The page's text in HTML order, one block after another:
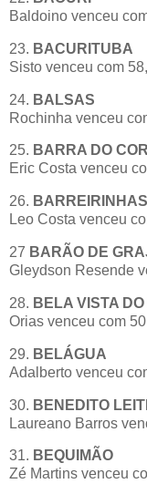
Baldoino venceu
23. BACURITUBA
Sisto venceu com
24. BALSAS
Rochinha venceu
25. BARRA DO
Eric Costa venceu
26. BARREIRINHAS
Leo Costa venceu
27 BARÃO DE
Gleydson Resende
28. BELA VISTA
Orias venceu com
29. BELÁGUA
Adalberto venceu
30. BENEDITO
Laureano Barros
31. BEQUIMÃO
Zé Martins venceu